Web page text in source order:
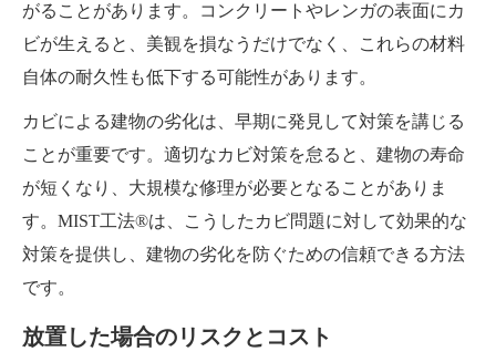
がることがあります。コンクリートやレンガの表面にカ
ビが生えると、美観を損なうだけでなく、これらの材料
自体の耐久性も低下する可能性があります。
カビによる建物の劣化は、早期に発見して対策を講じる
ことが重要です。適切なカビ対策を怠ると、建物の寿命
が短くなり、大規模な修理が必要となることがありま
す。MIST工法®は、こうしたカビ問題に対して効果的な
対策を提供し、建物の劣化を防ぐための信頼できる方法
です。
放置した場合のリスクとコスト